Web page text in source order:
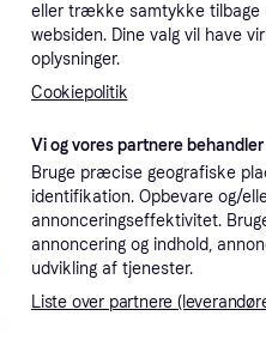
styrholder til cykel
eller trække samtykke tilbage
websiden. Dine valg vil have
oplysninger.
Cookiepolitik
Vi og vores partnere
Bruge præcise geografiske
identifikation. Opbevare og/
annonceringseffektivitet.
annoncering og indhold,
udvikling af tjenester.
Liste over partnere